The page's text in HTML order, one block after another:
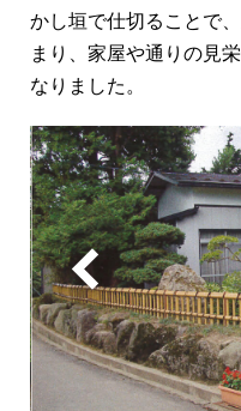
かし垣で仕切ることで
まり、家屋や通りの見
なりました。